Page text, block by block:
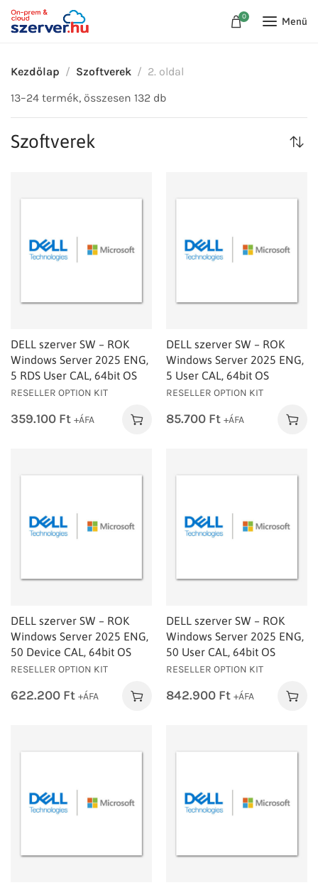
0 Menü
Kezdőlap Szoftverek
2. oldal
13–24 termék, összesen 132 db
Szoftverek
DELL szerver SW – ROK
Windows Server 2025 ENG,
5 RDS User CAL, 64bit OS
RESELLER OPTION KIT
359.100 Ft +ÁFA
DELL szerver SW – ROK
Windows Server 2025 ENG,
5 User CAL, 64bit OS
RESELLER OPTION KIT
85.700 Ft +ÁFA
DELL szerver SW – ROK
Windows Server 2025 ENG,
50 Device CAL, 64bit OS
RESELLER OPTION KIT
622.200 Ft +ÁFA
DELL szerver SW – ROK
Windows Server 2025 ENG,
50 User CAL, 64bit OS
RESELLER OPTION KIT
842.900 Ft +ÁFA